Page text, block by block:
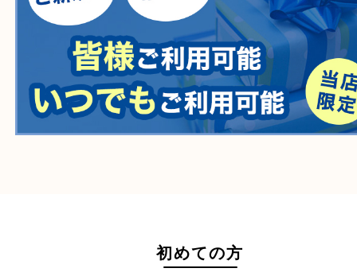
一部の衣類 一部の家電
自転車 刀剣・銃
医療機器 医薬品